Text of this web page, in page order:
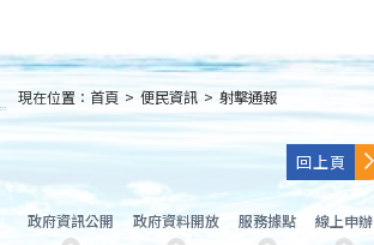
:::
現在位置： 首頁 > 便民資訊 > 射擊通報
回上頁
政府資訊公開 政府資料開放 服務據點 線上申辦